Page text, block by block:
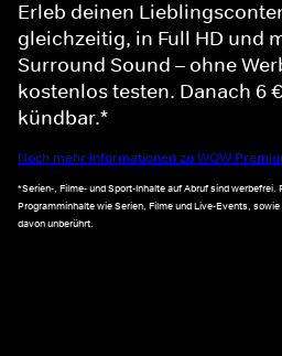
Erleb deinen
gleichzeitig, in Full HD und
Surround Sound – ohne
kostenlos testen. Danach 6
kündbar.*
Noch mehr Informationen zu WOW
*Serien-, Filme- und Sport-Inhalte auf Abruf sind werbefrei.
Programminhalte wie Serien, Filme und Live-Events,
davon unberührt.